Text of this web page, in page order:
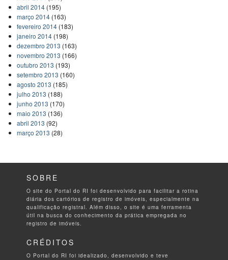
abril 2014(195)
março 2014(163)
fevereiro 2014(183)
janeiro 2014(198)
dezembro 2013 (163)
novembro 2013 (166)
outubro 2013 (193)
setembro 2013 (160)
agosto 2013 (185)
julho 2013 (188)
junho 2013 (170)
maio 2013 (136)
abril 2013 (92)
março 2013 (28)
SOBRE
O site do Portal do RI foi desenvolvido para facilitar a rotina
diária dos cartórios de registro de imóveis, especialmente na
qualificação registral. Além disso, o site é uma ferramenta
útil na busca do conhecimento da prática empregada no
registro de imóveis.
CRÉDITOS
O Portal do RI foi idealizado, desenvolvido e teve